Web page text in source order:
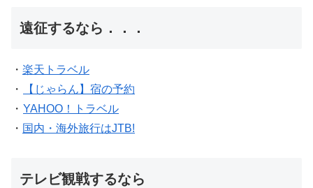
遠征するなら．．．
・ 楽天トラベル
・
【じゃらん】宿の予約
・ YAHOO！トラベル
・ 国内・海外旅行はJTB!
テレビ観戦するなら